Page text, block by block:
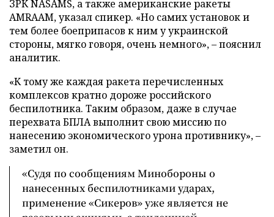
ЗРК NASAMS, а также американские ракеты
AMRAAM, указал спикер. «Но самих установок и
тем более боеприпасов к ним у украинской
стороны, мягко говоря, очень немного», – пояснил
аналитик.
«К тому же каждая ракета перечисленных
комплексов кратно дороже российского
беспилотника. Таким образом, даже в случае
перехвата БПЛА выполнит свою миссию по
нанесению экономического урона противнику», –
заметил он.
«Судя по сообщениям Минобороны о
нанесенных беспилотниками ударах,
применение «Сикеров» уже является не